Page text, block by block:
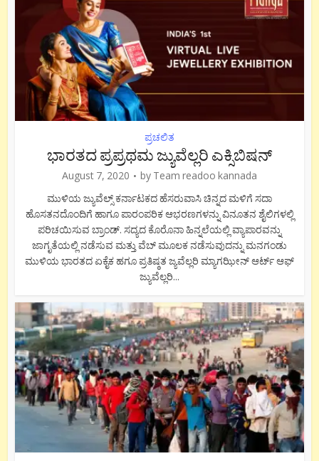
ಪ್ರಚಲಿತ
ಭಾರತದ ಪ್ರಪ್ರಥಮ ಜ್ಯುವೆಲ್ಲರಿ ಎಕ್ಸಿಬಿಷನ್
August 7, 2020 by Team readoo kannada
ಮುಳಿಯ ಜ್ಯುವೆಲ್ಸ್ ಕರ್ನಾಟಕದ ಹೆಸರುವಾಸಿ ಚಿನ್ನದ ಮಳಿಗೆ ಸದಾ
ಹೊಸತನದೊಂದಿಗೆ ಹಾಗೂ ಪಾರಂಪರಿಕ ಆಭರಣಗಳನ್ನು ವಿನೂತನ ಶೈಲಿಗಳಲ್ಲಿ
ಪರಿಚಯಿಸುವ ಬ್ರಾಂಡ್. ಸದ್ಯದ ಕೊರೊನಾ ಹಿನ್ನಲೆಯಲ್ಲಿ ವ್ಯಾಪಾರವನ್ನು
ಜಾಗೃತೆಯಲ್ಲಿ ನಡೆಸುವ ಮತ್ತು ವೆಬ್ ಮೂಲಕ ನಡೆಸುವುದನ್ನು ಮನಗಂಡು
ಮುಳಿಯ ಭಾರತದ ಏಕೈಕ ಹಗೂ ಪ್ರತಿಷ್ಠತ ಜ್ಯವೆಲ್ಲರಿ ಮ್ಯಾಗಝೀನ್ ಆರ್ಟ್ ಆಫ್
ಜ್ಯುವೆಲ್ಲರಿ...